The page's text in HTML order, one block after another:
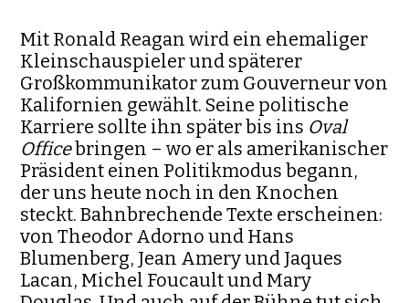
Mit Ronald Reagan wird ein ehemaliger
Kleinschauspieler und späterer
Großkommunikator zum Gouverneur von
Kalifornien gewählt. Seine politische
Karriere sollte ihn später bis ins Oval
Officebringen – wo er als amerikanischer
Präsident einen Politikmodus begann,
der uns heute noch in den Knochen
steckt. Bahnbrechende Texte erscheinen:
von Theodor Adorno und Hans
Blumenberg, Jean Amery und Jaques
Lacan, Michel Foucault und Mary